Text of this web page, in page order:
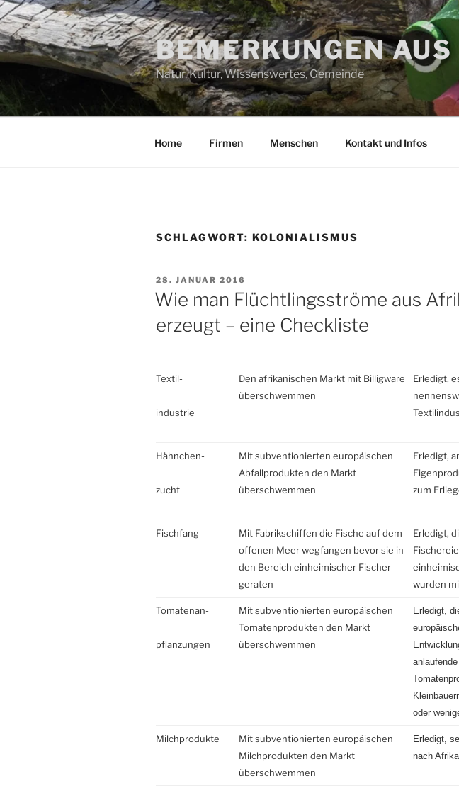
Zum
Inhalt
springen
BEMERKUNGEN
Natur, Kultur, Wissenswertes, Gemeinde
Home Firmen Menschen Kontakt und Infos
SCHLAGWORT: KOLONIALISMUS
VERÖFFENTLICHT
AM
28. JANUAR 2016
Wie man Flüchtlingsströme aus
erzeugt – eine Checkliste
Textil-
industrie
Den afrikanischen Markt mit Billigware
überschwemmen
Erledigt,
Hähnchen-
zucht
Mit subventionierten europäischen
Abfallprodukten den Markt
überschwemmen
Erledigt,
zum
Fischfang
Mit Fabrikschiffen die Fische auf dem
offenen Meer wegfangen bevor sie in
den Bereich einheimischer Fischer
geraten
Erledigt,
wurden
Tomatenan-
pflanzungen
Mit subventionierten europäischen
Tomatenprodukten den Markt
überschwemmen
Erledigt,
anlaufende
oder
Milchprodukte
Mit subventionierten europäischen
Milchprodukten den Markt
überschwemmen
Erledigt,
nach